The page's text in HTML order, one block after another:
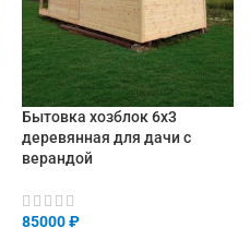
Бытовка хозблок 6х3
деревянная для дачи с
верандой
85000₽